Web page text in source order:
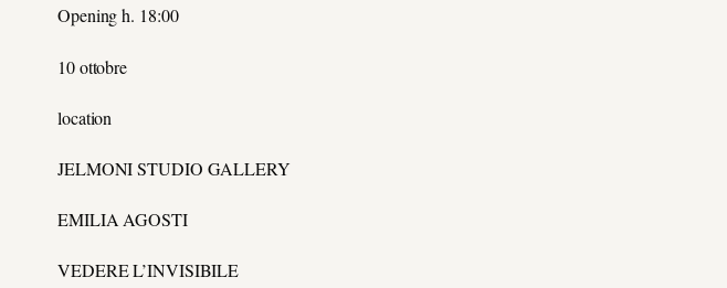
Opening h. 18:00
10 ottobre
location
JELMONI STUDIO GALLERY
EMILIA AGOSTI
VEDERE L’INVISIBILE